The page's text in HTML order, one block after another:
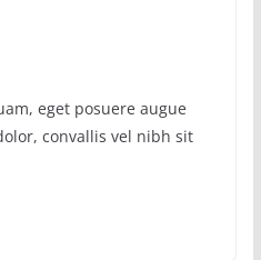
eget posuere augue
convallis vel nibh sit